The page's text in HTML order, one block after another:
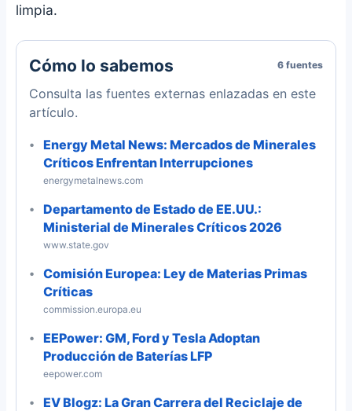
limpia.
Cómo lo sabemos 6 fuentes
Consulta las fuentes externas enlazadas en este
artículo.
Energy Metal News: Mercados de Minerales
Críticos Enfrentan Interrupciones
energymetalnews.com
Departamento de Estado de EE.UU.:
Ministerial de Minerales Críticos 2026
www.state.gov
Comisión Europea: Ley de Materias Primas
Críticas
commission.europa.eu
EEPower: GM, Ford y Tesla Adoptan
Producción de Baterías LFP
eepower.com
EV Blogz: La Gran Carrera del Reciclaje de